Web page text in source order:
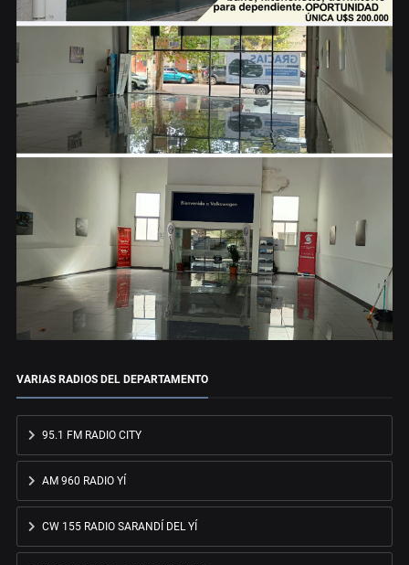
VARIAS RADIOS DEL DEPARTAMENTO
95.1 FM RADIO CITY
AM 960 RADIO YÍ
CW 155 RADIO SARANDÍ DEL YÍ